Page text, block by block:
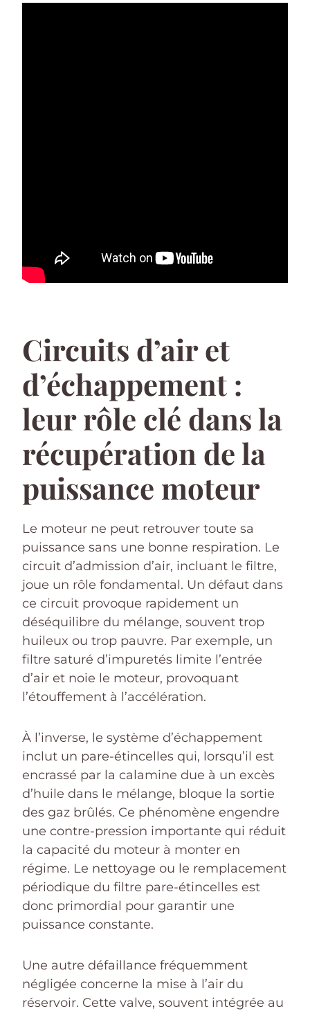
Circuits d’air et
d’échappement :
leur rôle clé dans la
récupération de la
puissance moteur
Le moteur ne peut retrouver toute sa
puissance sans une bonne respiration. Le
circuit d’admission d’air, incluant le filtre,
joue un rôle fondamental. Un défaut dans
ce circuit provoque rapidement un
déséquilibre du mélange, souvent trop
huileux ou trop pauvre. Par exemple, un
filtre saturé d’impuretés limite l’entrée
d’air et noie le moteur, provoquant
l’étouffement à l’accélération.
À l’inverse, le système d’échappement
inclut un pare-étincelles qui, lorsqu’il est
encrassé par la calamine due à un excès
d’huile dans le mélange, bloque la sortie
des gaz brûlés. Ce phénomène engendre
une contre-pression importante qui réduit
la capacité du moteur à monter en
régime. Le nettoyage ou le remplacement
périodique du filtre pare-étincelles est
donc primordial pour garantir une
puissance constante.
Une autre défaillance fréquemment
négligée concerne la mise à l’air du
réservoir. Cette valve, souvent intégrée au